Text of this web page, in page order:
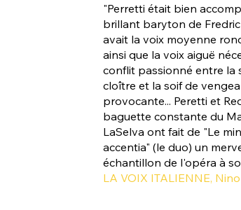
"Perretti était bien
brillant baryton de
avait la voix moyenne
ainsi que la voix aiguë
conflit passionné entre la
cloître et la soif de
provocante... Peretti et
baguette constante du
LaSelva ont fait de "Le
accentia" (le duo) un
échantillon de l'opéra à
LA VOIX ITALIENNE,